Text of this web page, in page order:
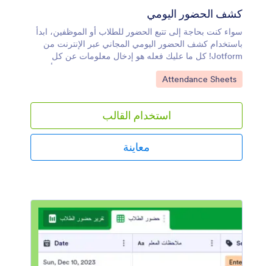
كشف الحضور اليومي
سواء كنت بحاجة إلى تتبع الحضور للطلاب أو الموظفين، ابدأ
باستخدام كشف الحضور اليومي المجاني عبر الإنترنت من
Jotform! كل ما عليك فعله هو إدخال معلومات عن كل
شخص والتحقق من حضوره في جدول البيانات. يمكنك أيضًا
إعداد نموذج حضور ليتم ملؤه كل يوم - ستظهر السجلات
كتابة أي كود برمجي، يمكنك تخصيص كشف الحضور اليومي
الخاص بك ليناسب احتياجاتك بشكل أفضل. ما عليك سوى
السحب والإفلات لإضافة المزيد من الصفوف والأعمدة ،
وإنشاء علامات مرمزة بالألوان ، وإدراج علامات التبويب
لفصل الحضور حسب الأسابيع أو الأشهر أو فترات الجدول.
لم يحدث من قبل باستخدام كشف الحضور اليومي المخصص
انتقل إلى الفئة:
Attendance Sheets
استخدام القالب
معاينة